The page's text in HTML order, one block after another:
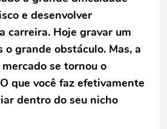
e desenvolver
carreira. Hoje gravar um
o grande obstáculo. Mas, a
se tornou o
que você faz efetivamente
dentro do seu nicho